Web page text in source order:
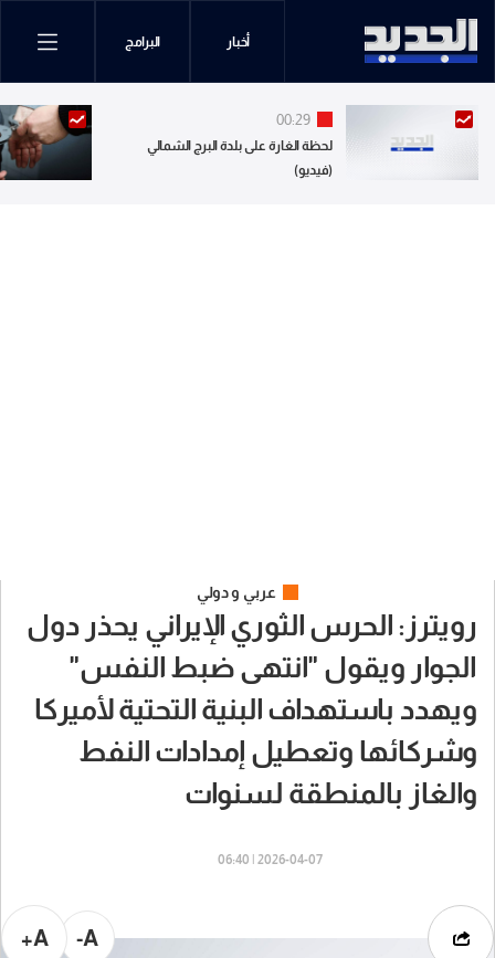
أخبار البرامج
00:29
لحظة الغارة على بلدة البرج الشمالي
(فيديو)
عربي و دولي
رويترز: الحرس الثوري الإيراني يحذر دول
الجوار ويقول "انتهى ضبط النفس"
ويهدد باستهداف البنية التحتية لأميركا
وشركائها وتعطيل إمدادات النفط
والغاز بالمنطقة لسنوات
2026-04-07 | 06:40
A-
A+